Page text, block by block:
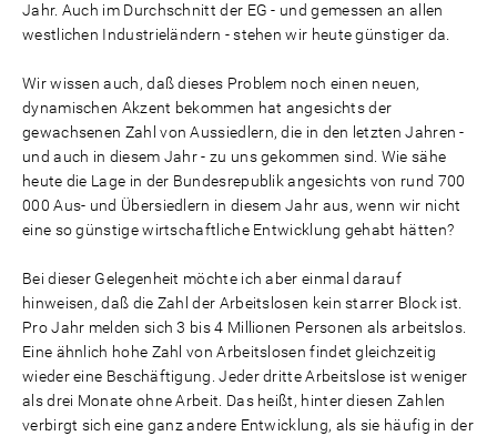
Jahr. Auch im Durchschnitt der EG - und gemessen an allen
westlichen Industrieländern - stehen wir heute günstiger da.
Wir wissen auch, daß dieses Problem noch einen neuen,
dynamischen Akzent bekommen hat angesichts der
gewachsenen Zahl von Aussiedlern, die in den letzten Jahren -
und auch in diesem Jahr - zu uns gekommen sind. Wie sähe
heute die Lage in der Bundesrepublik angesichts von rund 700
000 Aus- und Übersiedlern in diesem Jahr aus, wenn wir nicht
eine so günstige wirtschaftliche Entwicklung gehabt hätten?
Bei dieser Gelegenheit möchte ich aber einmal darauf
hinweisen, daß die Zahl der Arbeitslosen kein starrer Block ist.
Pro Jahr melden sich 3 bis 4 Millionen Personen als arbeitslos.
Eine ähnlich hohe Zahl von Arbeitslosen findet gleichzeitig
wieder eine Beschäftigung. Jeder dritte Arbeitslose ist weniger
als drei Monate ohne Arbeit. Das heißt, hinter diesen Zahlen
verbirgt sich eine ganz andere Entwicklung, als sie häufig in der